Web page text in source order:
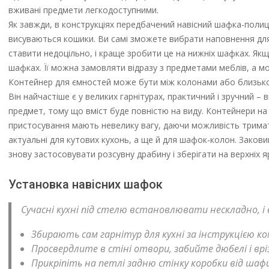
вживані предмети легкодоступними.
Як завжди, в конструкціях передбачений навісний шафка-
висуваються кошики. Ви самі зможете вибрати наповнення
ставити недоцільно, і краще зробити це на нижніх шафках.
шафках. Її можна замовляти відразу з предметами меблів, а
Контейнер для ємностей може бути між колонами або
Він найчастіше є у великих гарнітурах, практичний і
предмет, тому що вміст буде повністю на виду. Контейнери на
пристосування мають невелику вагу, даючи можливість
актуальні для кутових кухонь, а ще й для шафок-колон.
знову застосовувати розсувну драбину і зберігати на верхніх
Установка навісних шафок
Сучасні кухні під стелю встановлювати нескладно, і
Збирають сам гарнітур для кухні за інструкцією
Просвердлите в стіні отвори, забийте дюбелі і
Прикріпіть на петлі задню стінку коробки від